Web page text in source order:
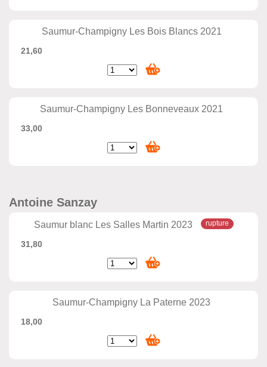
Saumur-Champigny Les Bois Blancs 2021
21,60
Saumur-Champigny Les Bonneveaux 2021
33,00
Antoine Sanzay
Saumur blanc Les Salles Martin 2023
31,80
Saumur-Champigny La Paterne 2023
18,00